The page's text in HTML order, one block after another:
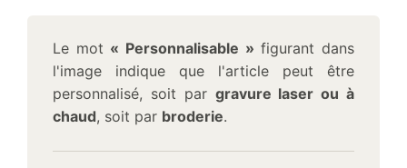
Le mot « Personnalisable » figurant dans
l'image indique que l'article peut être
personnalisé, soit par gravure laser ou à
chaud, soit par broderie.